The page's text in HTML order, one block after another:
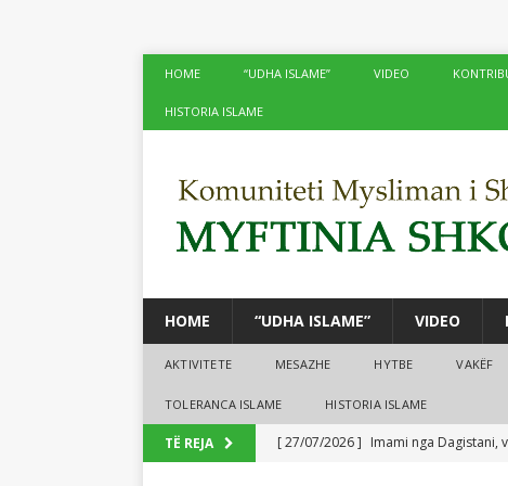
HOME “UDHA ISLAME” VIDEO
HISTORIA ISLAME
HOME “UDHA ISLAME” VIDEO
AKTIVITETE MESAZHE HYTBE VAKËF
TOLERANCA ISLAME HISTORIA ISLAME
TË REJA [ 27/07/2026 ] Imami nga Dagistani,